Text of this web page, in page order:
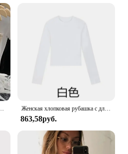
Женская хлопковая рубашка с длинным рукавом и круглым вырезом
863,58руб.